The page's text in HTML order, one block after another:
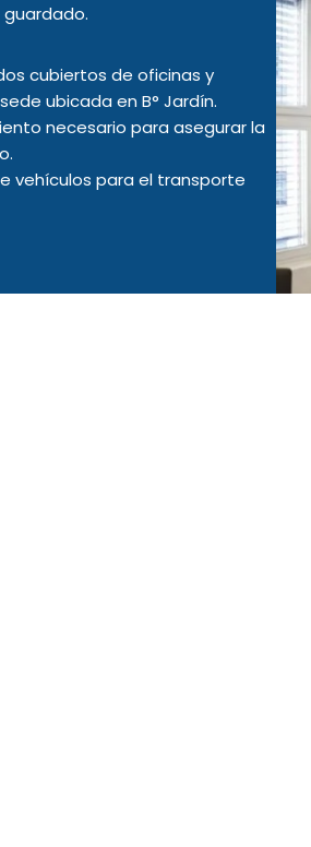
cubiertos de oficinas y
ubicada en B° Jardín.
necesario para asegurar la
vehículos para el transporte